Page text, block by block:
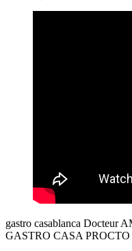
gastro casablanca Docteur
GASTRO CASA PROCTO